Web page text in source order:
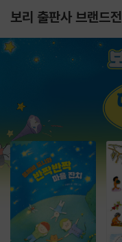
보리 출판사 브랜드전